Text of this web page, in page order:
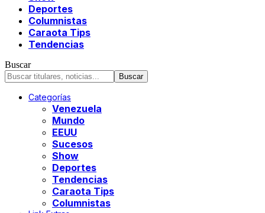
Deportes
Columnistas
Caraota Tips
Tendencias
Buscar
Categorías
Venezuela
Mundo
EEUU
Sucesos
Show
Deportes
Tendencias
Caraota Tips
Columnistas